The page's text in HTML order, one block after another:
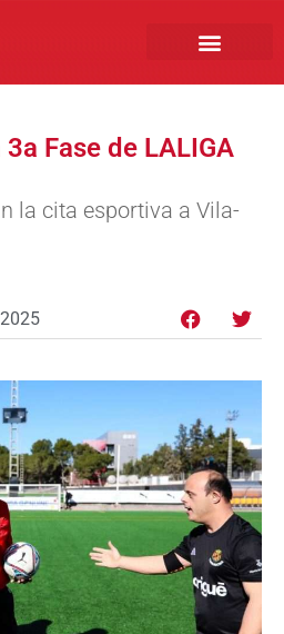
Fase de LALIGA
la cita esportiva a Vila-